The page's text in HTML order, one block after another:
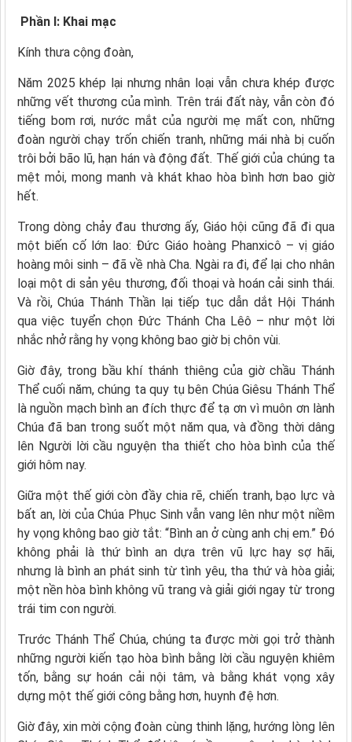
Phần I: Khai mạc
Kính thưa cộng đoàn,
Năm 2025 khép lại nhưng nhân loại vẫn chưa khép được
những vết thương của mình. Trên trái đất này, vẫn còn đó
tiếng bom rơi, nước mắt của người mẹ mất con, những
đoàn người chạy trốn chiến tranh, những mái nhà bị cuốn
trôi bởi bão lũ, hạn hán và động đất. Thế giới của chúng ta
mệt mỏi, mong manh và khát khao hòa bình hơn bao giờ
hết.
Trong dòng chảy đau thương ấy, Giáo hội cũng đã đi qua
một biến cố lớn lao: Đức Giáo hoàng Phanxicô – vị giáo
hoàng môi sinh – đã về nhà Cha. Ngài ra đi, để lại cho nhân
loại một di sản yêu thương, đối thoại và hoán cải sinh thái.
Và rồi, Chúa Thánh Thần lại tiếp tục dẫn dắt Hội Thánh
qua việc tuyển chọn Đức Thánh Cha Lêô – như một lời
nhắc nhở rằng hy vọng không bao giờ bị chôn vùi.
Giờ đây, trong bầu khí thánh thiêng của giờ chầu Thánh
Thể cuối năm, chúng ta quy tụ bên Chúa Giêsu Thánh Thể
là nguồn mạch bình an đích thực để tạ ơn vì muôn ơn lành
Chúa đã ban trong suốt một năm qua, và đồng thời dâng
lên Người lời cầu nguyện tha thiết cho hòa bình của thế
giới hôm nay.
Giữa một thế giới còn đầy chia rẽ, chiến tranh, bạo lực và
bất an, lời của Chúa Phục Sinh vẫn vang lên như một niềm
hy vọng không bao giờ tắt: “Bình an ở cùng anh chị em.” Đó
không phải là thứ bình an dựa trên vũ lực hay sợ hãi,
nhưng là bình an phát sinh từ tình yêu, tha thứ và hòa giải;
một nền hòa bình không vũ trang và giải giới ngay từ trong
trái tim con người.
Trước Thánh Thể Chúa, chúng ta được mời gọi trở thành
những người kiến tạo hòa bình bằng lời cầu nguyện khiêm
tốn, bằng sự hoán cải nội tâm, và bằng khát vọng xây
dựng một thế giới công bằng hơn, huynh đệ hơn.
Giờ đây, xin mời cộng đoàn cùng thinh lặng, hướng lòng lên